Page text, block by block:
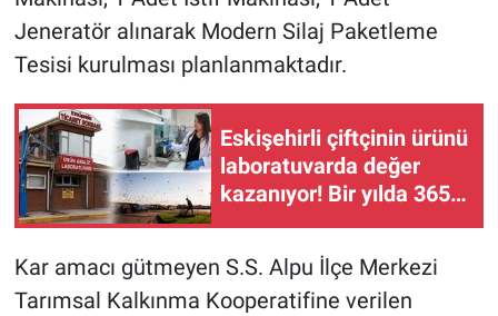
Jeneratör alınarak Modern Silaj Paketleme
Tesisi kurulması planlanmaktadır.
Eskişehirli çiftçinin ürünü
laboratuvarda değer
kazanıyor! Bir yılda 365
bin analiz yapıldı
Kar amacı gütmeyen S.S. Alpu İlçe Merkezi
Tarımsal Kalkınma Kooperatifine verilen